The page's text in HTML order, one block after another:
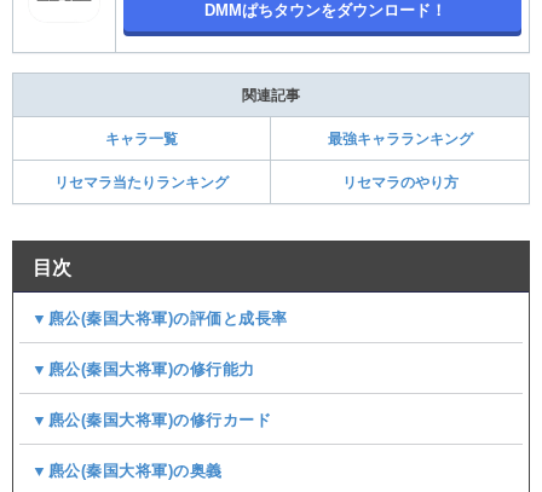
DMMぱちタウンをダウンロード！
関連記事
キャラ一覧 最強キャラランキング
リセマラ当たりランキング リセマラのやり方
目次
▼麃公(秦国大将軍)の評価と成長率
▼麃公(秦国大将軍)の修行能力
▼麃公(秦国大将軍)の修行カード
▼麃公(秦国大将軍)の奥義